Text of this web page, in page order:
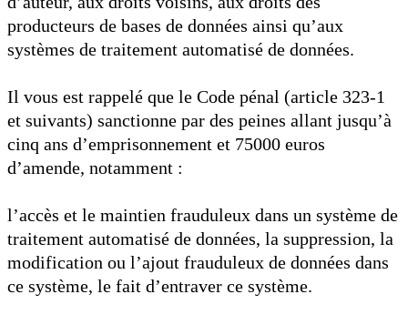
producteurs de bases de données ainsi qu’aux
systèmes de traitement automatisé de données.
Il vous est rappelé que le Code pénal (article 323-1
et suivants) sanctionne par des peines allant jusqu’à
cinq ans d’emprisonnement et 75000 euros
d’amende, notamment :
l’accès et le maintien frauduleux dans un système de
traitement automatisé de données, la suppression, la
modification ou l’ajout frauduleux de données dans
ce système, le fait d’entraver ce système.